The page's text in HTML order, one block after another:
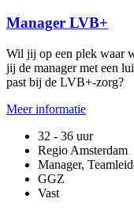
Manager LVB+
Wil jij op een plek waar
jij de manager met een
past bij de LVB+-zorg?
Meer informatie
32 - 36 uur
Regio Amsterdam
Manager,
GGZ
Vast